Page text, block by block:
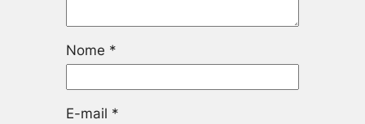
Nome *
E-mail *